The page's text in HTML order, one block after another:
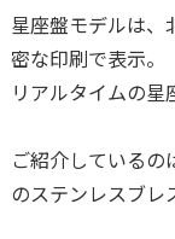
星座盤モデルは、
密な印刷で表示。
リアルタイムの星
ご紹介しているの
のステンレスブレ